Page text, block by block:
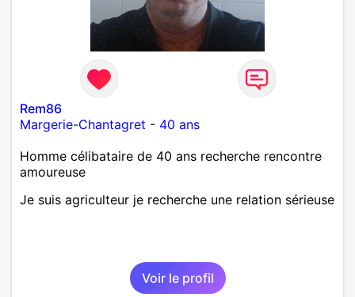
Rem86
Margerie-Chantagret - 40 ans
Homme célibataire de 40 ans recherche rencontre
amoureuse
Je suis agriculteur je recherche une relation sérieuse
Voir le profil